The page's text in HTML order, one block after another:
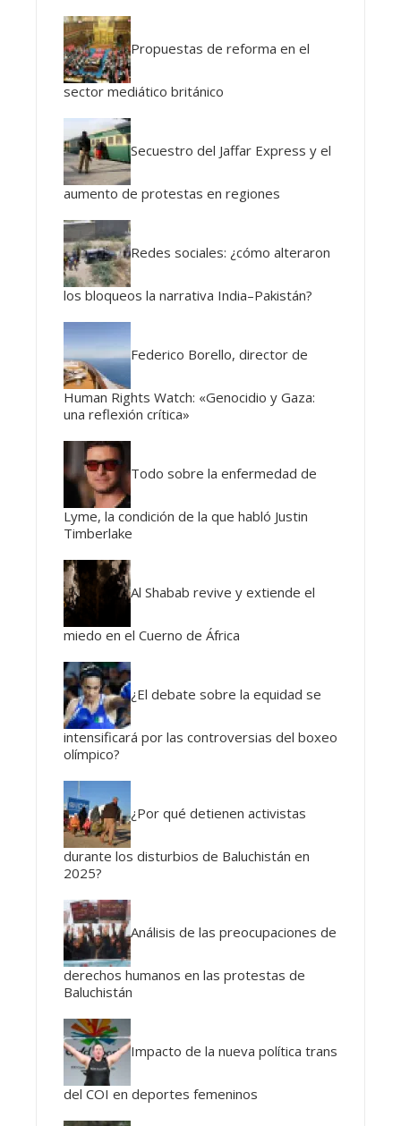
Propuestas de reforma en el
sector mediático británico
Secuestro del Jaffar Express y el
aumento de protestas en regiones
Redes sociales: ¿cómo alteraron
los bloqueos la narrativa India–Pakistán?
Federico Borello, director de
Human Rights Watch: «Genocidio y Gaza:
una reflexión crítica»
Todo sobre la enfermedad de
Lyme, la condición de la que habló Justin
Timberlake
Al Shabab revive y extiende el
miedo en el Cuerno de África
¿El debate sobre la equidad se
intensificará por las controversias del boxeo
olímpico?
¿Por qué detienen activistas
durante los disturbios de Baluchistán en
2025?
Análisis de las preocupaciones de
derechos humanos en las protestas de
Baluchistán
Impacto de la nueva política trans
del COI en deportes femeninos